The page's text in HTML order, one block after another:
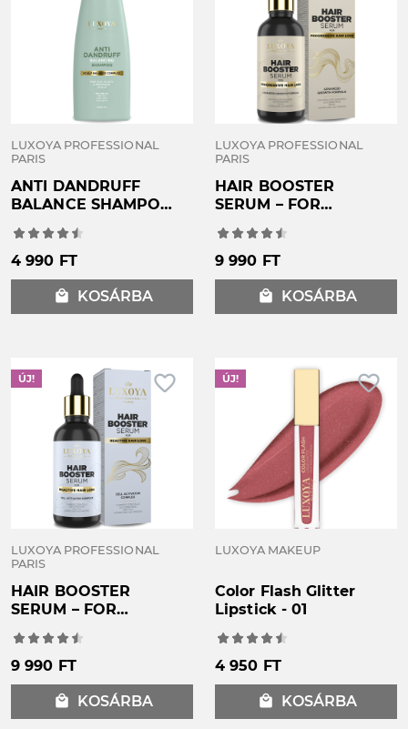
LUXOYA PROFESSIONAL
PARIS
ANTI DANDRUFF
BALANCE SHAMPOO
ELLENI
FEJBŐRKIEGYENSÚLYOZÓ
SAMPON - 400ml
4 990 FT
local_mall KOSÁRBA
LUXOYA PROFESSIONAL
PARIS
HAIR BOOSTER
SERUM – FOR
LOSS -
PROGRESSZÍV*
HAJHULLÁS
CSÖKKENÉST ÉS
HAJNÖVEKEDÉST
9 990 FT
local_mall KOSÁRBA
favorite_border
ÚJ!
LUXOYA PROFESSIONAL
PARIS
HAIR BOOSTER
SERUM – FOR
- REAKTÍV*
HAJHULLÁS
CSÖKKENÉST ÉS
HAJNÖVEKEDÉST
ELŐSEGÍTŐ SZÉRUM -
9 990 FT
local_mall KOSÁRBA
favorite_border
ÚJ!
LUXOYA MAKEUP
Color Flash Glitter
Lipstick - 01
4 950 FT
local_mall KOSÁRBA